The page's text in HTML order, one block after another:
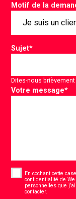
Motif de la
Sujet*
Dites-nous
Votre message*
En cochant cette
confidentialité de We
personnelles que
contacter.